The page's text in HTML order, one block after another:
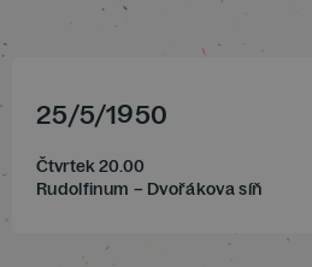
25/5/1950
Čtvrtek 20.00
Rudolfinum – Dvořákova síň